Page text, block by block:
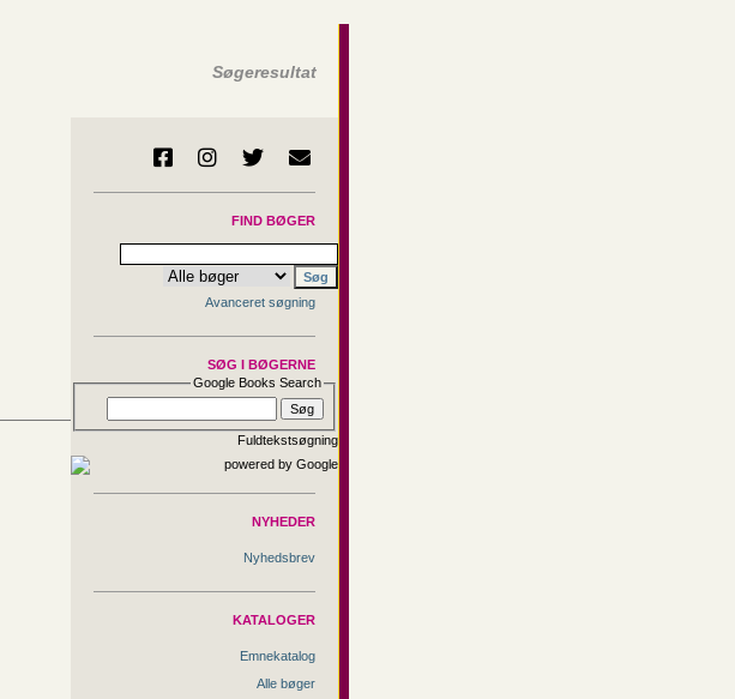
Søgeresultat
FIND BØGER
Avanceret søgning
SØG I BØGERNE
Google Books Search
Fuldtekstsøgning
NYHEDER
Nyhedsbrev
KATALOGER
Emnekatalog
Alle bøger